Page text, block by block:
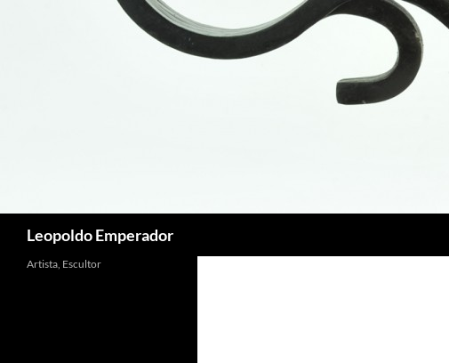
Leopoldo Emperador
Artista, Escultor